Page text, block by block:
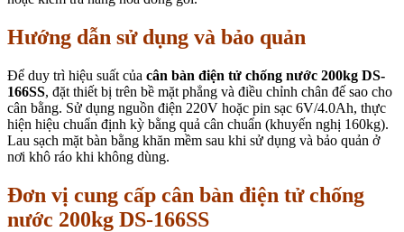
Hướng dẫn sử dụng và bảo quản
Để duy trì hiệu suất của cân bàn điện tử chống nước 200kg DS-
166SS, đặt thiết bị trên bề mặt phẳng và điều chỉnh chân đế sao cho
cân bằng. Sử dụng nguồn điện 220V hoặc pin sạc 6V/4.0Ah, thực
hiện hiệu chuẩn định kỳ bằng quả cân chuẩn (khuyến nghị 160kg).
Lau sạch mặt bàn bằng khăn mềm sau khi sử dụng và bảo quản ở
nơi khô ráo khi không dùng.
Đơn vị cung cấp cân bàn điện tử chống
nước 200kg DS-166SS